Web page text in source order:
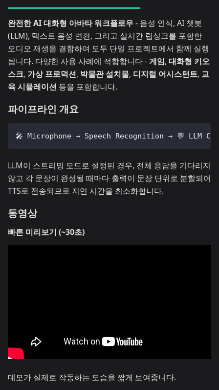
완전한 AI 대화형 아바타 워크플로우- 음성 인식, AI 챗봇
(LLM), 텍스트 음성 변환, 그리고 실시간 립싱크를 포함한
오디오 재생을 결합하여 모두 단일 프로젝트에서 함께 실행
됩니다. 다양한 사용 사례에 적합합니다 -게임, 대화형 키오
스크, 가상 프로덕션, 박물관 설치물, 디지털 어시스턴트, 교
육 시뮬레이션 등을 포함합니다.
파이프라인 개요
🎤 Microphone → Speech Recognition → 💬 LLM
LLM이 스트리밍 모드로 설정된 경우, 전체 응답을 기다리지
않고 각 문장이 완성될 때마다 출력이 문장 단위로 분할되어
TTS로 전송되므로 지연 시간을 최소화합니다.
동영상
빠른 미리보기 (~30초)
데모가 실제로 작동하는 모습을 짧게 보여줍니다.